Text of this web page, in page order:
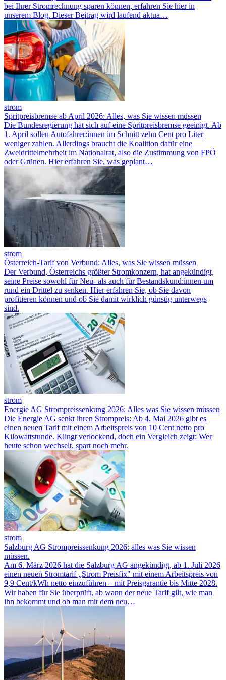
bei Ihrer Stromrechnung sparen können, erfahren Sie hier in
unserem Blog. Dieser Beitrag wird laufend aktua…
strom
Spritpreisbremse ab April 2026: Alles, was Sie wissen müssen
Die Bundesregierung hat sich auf eine Spritpreisbremse geeinigt. Ab
1. April sollen Autofahrer:innen im Schnitt zehn Cent pro Liter
weniger zahlen. Allerdings braucht die Koalition dafür eine
Zweidrittelmehrheit im Nationalrat, also die Zustimmung von FPÖ
oder Grünen. Hier erfahren Sie, was geplant…
strom
Österreich-Tarif von Verbund: Alles, was Sie wissen müssen
Der Verbund, Österreichs größter Stromkonzern, hat angekündigt,
seine Preise sowohl für Neu- als auch für Bestandskund:innen um
rund ein Drittel zu senken. Hier erfahren Sie, ob Sie davon
profitieren können und ob Sie damit wirklich günstig unterwegs
sind.
strom
Energie AG Strompreissenkung 2026: Alles was Sie wissen müssen
Die Energie AG senkt ihren Strompreis: Ab 4. Mai 2026 gibt es
einen neuen Tarif mit einem Arbeitspreis von 10 Cent netto pro
Kilowattstunde. Klingt verlockend, doch ein Vergleich zeigt: Wer
heute schon wechselt, spart noch mehr.
strom
Salzburg AG Strompreissenkung 2026: alles was Sie wissen
müssen.
Am 6. März 2026 hat die Salzburg AG angekündigt, ab 1. Juli 2026
einen neuen Stromtarif „Strom Preisfix" mit einem Arbeitspreis von
9,9 Cent/kWh netto einzuführen – mit Preisgarantie bis Mitte 2028.
Wir haben für Sie überprüft, ab wann der neue Tarif gilt, wie man
ihn bekommt und ob man mit dem neu…